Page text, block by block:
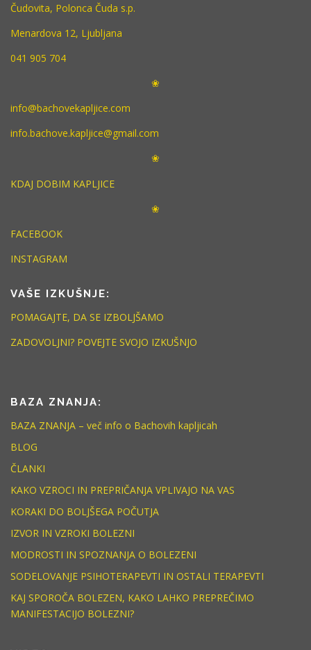
Čudovita, Polonca Čuda s.p.
Menardova 12, Ljubljana
041 905 704
❀
info@bachovekapljice.com
info.bachove.kapljice@gmail.com
❀
KDAJ DOBIM KAPLJICE
❀
FACEBOOK
INSTAGRAM
VAŠE IZKUŠNJE:
POMAGAJTE, DA SE IZBOLJŠAMO
ZADOVOLJNI? POVEJTE SVOJO IZKUŠNJO
BAZA ZNANJA:
BAZA ZNANJA – več info o Bachovih kapljicah
BLOG
ČLANKI
KAKO VZROCI IN PREPRIČANJA VPLIVAJO NA VAS
KORAKI DO BOLJŠEGA POČUTJA
IZVOR IN VZROKI BOLEZNI
MODROSTI IN SPOZNANJA O BOLEZENI
SODELOVANJE PSIHOTERAPEVTI IN OSTALI TERAPEVTI
KAJ SPOROČA BOLEZEN, KAKO LAHKO PREPREČIMO
MANIFESTACIJO BOLEZNI?